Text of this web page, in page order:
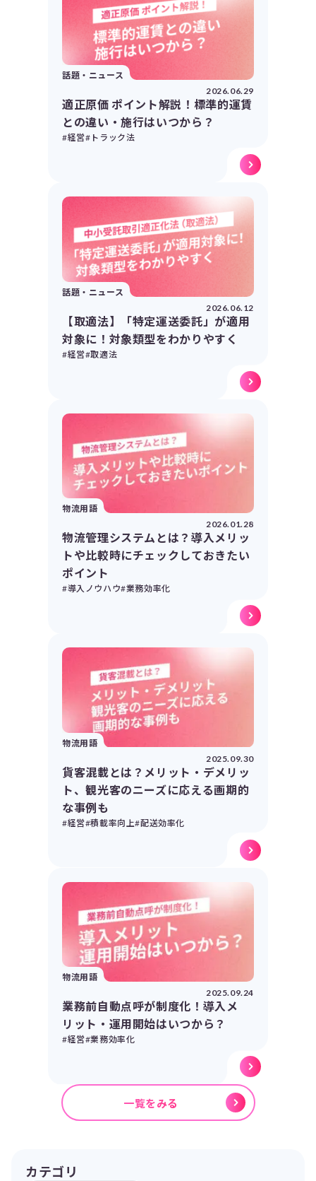
話題・ニュース
2026.06.29
適正原価 ポイント解説！標準的運賃
との違い・施行はいつから？
#経営#トラック法
話題・ニュース
2026.06.12
【取適法】「特定運送委託」が適用
対象に！対象類型をわかりやすく
#経営#取適法
物流用語
2026.01.28
物流管理システムとは？導入メリッ
トや比較時にチェックしておきたい
ポイント
#導入ノウハウ#業務効率化
物流用語
2025.09.30
貨客混載とは？メリット・デメリッ
ト、観光客のニーズに応える画期的
な事例も
#経営#積載率向上#配送効率化
物流用語
2025.09.24
業務前自動点呼が制度化！導入メ
リット・運用開始はいつから？
#経営#業務効率化
一覧をみる
カテゴリ